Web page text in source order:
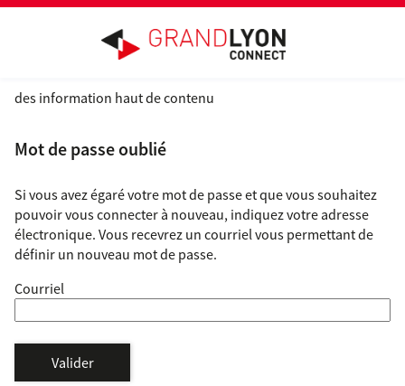
des information haut de contenu
Mot de passe oublié
Si vous avez égaré votre mot de passe et que vous souhaitez
pouvoir vous connecter à nouveau, indiquez votre adresse
électronique. Vous recevrez un courriel vous permettant de
définir un nouveau mot de passe.
Courriel
*
Valider